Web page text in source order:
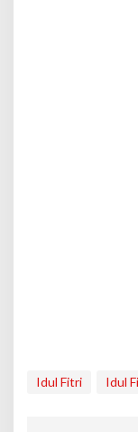
Idul Fitri Idul